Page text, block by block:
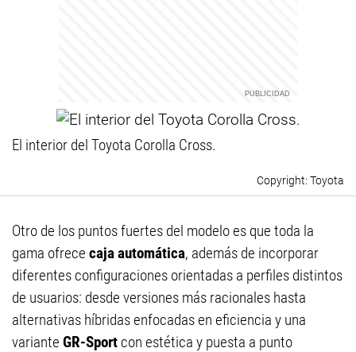
El interior del Toyota Corolla Cross.
Toyota
Otro de los puntos fuertes del modelo es que toda la
gama ofrece caja automática, además de incorporar
diferentes configuraciones orientadas a perfiles distintos
de usuarios: desde versiones más racionales hasta
alternativas híbridas enfocadas en eficiencia y una
variante GR-Sport con estética y puesta a punto